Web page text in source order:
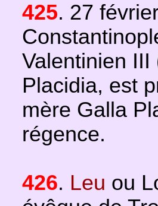
425. 27
Valentinien
Placidia, est
mère Galla
régence.
426. Leu ou